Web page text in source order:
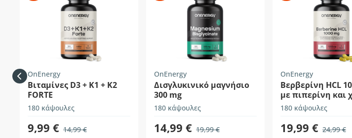
OnEnergy
Βιταμίνες D3 + K1 + K2
FORTE
180 κάψουλες
9,99 € 14,99 €
OnEnergy
Δισγλυκινικό μαγνήσιο
300 mg
180 κάψουλες
14,99 € 19,99 €
OnEnergy
Βερβερίνη HCL
με πιπερίνη και
180 κάψουλες
19,99 € 24,99 €